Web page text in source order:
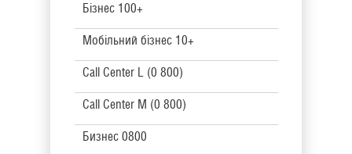
Бізнес 100+
Мобільний бізнес 10+
Call Center L (0 800)
Call Center M (0 800)
Бизнес 0800